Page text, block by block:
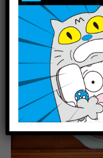
下午五點半左右晚餐